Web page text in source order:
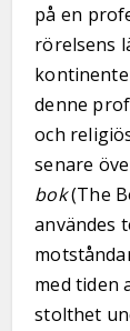
på en
rörelsens
denne
och
senare
bok(The
användes
med tiden
stolthet